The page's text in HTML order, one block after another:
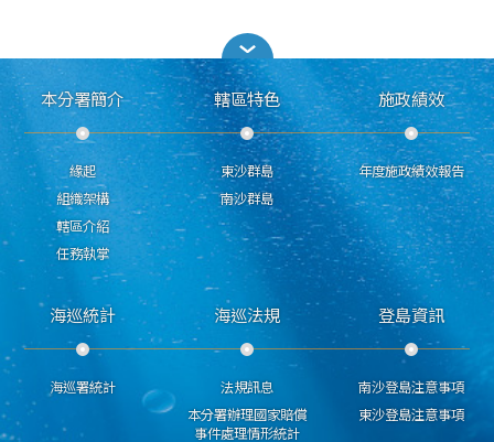
本分署簡介
緣起
組織架構
轄區介紹
任務執掌
轄區特色
東沙群島
南沙群島
施政績效
年度施政績效報告
海巡統計
海巡署統計
海巡法規
法規訊息
本分署辦理國家賠償
事件處理情形統計
登島資訊
南沙登島注意事項
東沙登島注意事項